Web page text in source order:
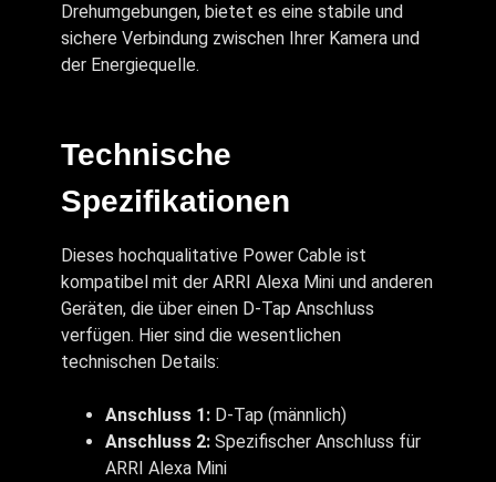
Drehumgebungen, bietet es eine stabile und
sichere Verbindung zwischen Ihrer Kamera und
der Energiequelle.
Technische
Spezifikationen
Dieses hochqualitative Power Cable ist
kompatibel mit der ARRI Alexa Mini und anderen
Geräten, die über einen D-Tap Anschluss
verfügen. Hier sind die wesentlichen
technischen Details:
Anschluss 1: D-Tap (männlich)
Anschluss 2: Spezifischer Anschluss für
ARRI Alexa Mini